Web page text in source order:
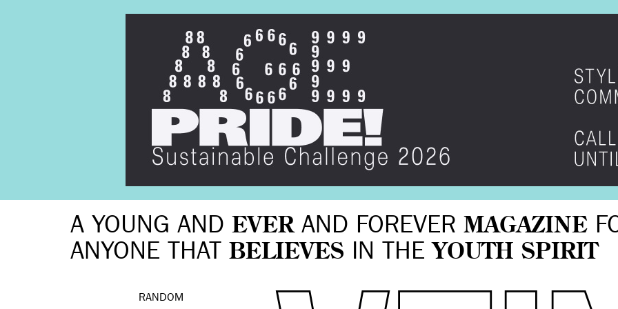
A YOUNG AND EVERAND FOREVER MAGAZINE
ANYONE THAT BELIEVES IN THE YOUTH SPIRIT
RANDOM